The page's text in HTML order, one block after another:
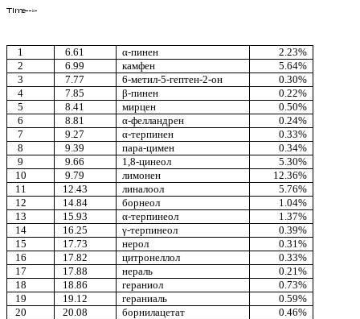
1 6.61 α-пинен
2.23%
2
6.99 камфен
5.64%
3
7.77 6-метил-5-гептен-2-он
0.30%
4
7.85 β-пинен
0.22%
5
8.41 мирцен
0.50%
6
8.81 α-фелландрен
0.24%
7
9.27 α-терпинен
0.33%
8
9.39 пара-цимен
0.34%
9
9.66 1,8-цинеол
5.30%
10
9.79 лимонен
12.36%
11
12.43 линалоол
5.76%
12
14.84 борнеол
1.04%
13
15.93 α-терпинеол
1.37%
14
16.25 γ-терпинеол
0.39%
15
17.73 нерол
0.31%
16
17.82 цитронеллол
0.33%
17
17.88 нераль
0.21%
18
18.86 гераниол
0.73%
19
19.12 гераниаль
0.59%
20
20.08 борнилацетат
0.46%